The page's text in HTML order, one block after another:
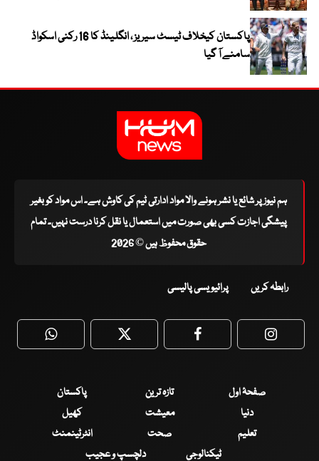
پاکستان کیخلاف ٹیسٹ سیریز ، انگلینڈ کا 16 رکنی اسکواڈ
سامنے آ گیا
ہم نیوز پر شائع یا نشر ہونے والا مواد ادارتی ٹیم کی کاوش ہے۔ اس مواد کو بغیر
پیشگی اجازت کسی بھی صورت میں استعمال یا نقل کرنا درست نہیں۔ تمام
حقوق محفوظ ہیں © 2026
رابطہ کریں پرائیویسی پالیسی
WhatsApp Twitter Facebook
صفحۂ اول تازہ ترین
پاکستان
دنیا
معیشت
کھیل
تعلیم
صحت
انٹرٹینمنٹ
ٹیکنالوجی
دلچسپ و عجیب